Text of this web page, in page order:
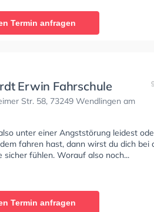
A2, Klasse C1, Klasse C1E, Klasse C,
Klasse T zu erhalten. In der
einen Termin online anfragen.
Termin anfragen
Erwin Fahrschule
Str. 58, 73249 Wendlingen am
unter einer Angststörung leidest
fahren hast, dann wirst du dich bei
sicher fühlen. Worauf also noch...
Termin anfragen